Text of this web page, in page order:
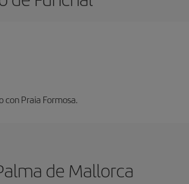
Praia Formosa.
de Mallorca